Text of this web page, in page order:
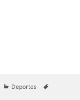
Categorías
Deportes